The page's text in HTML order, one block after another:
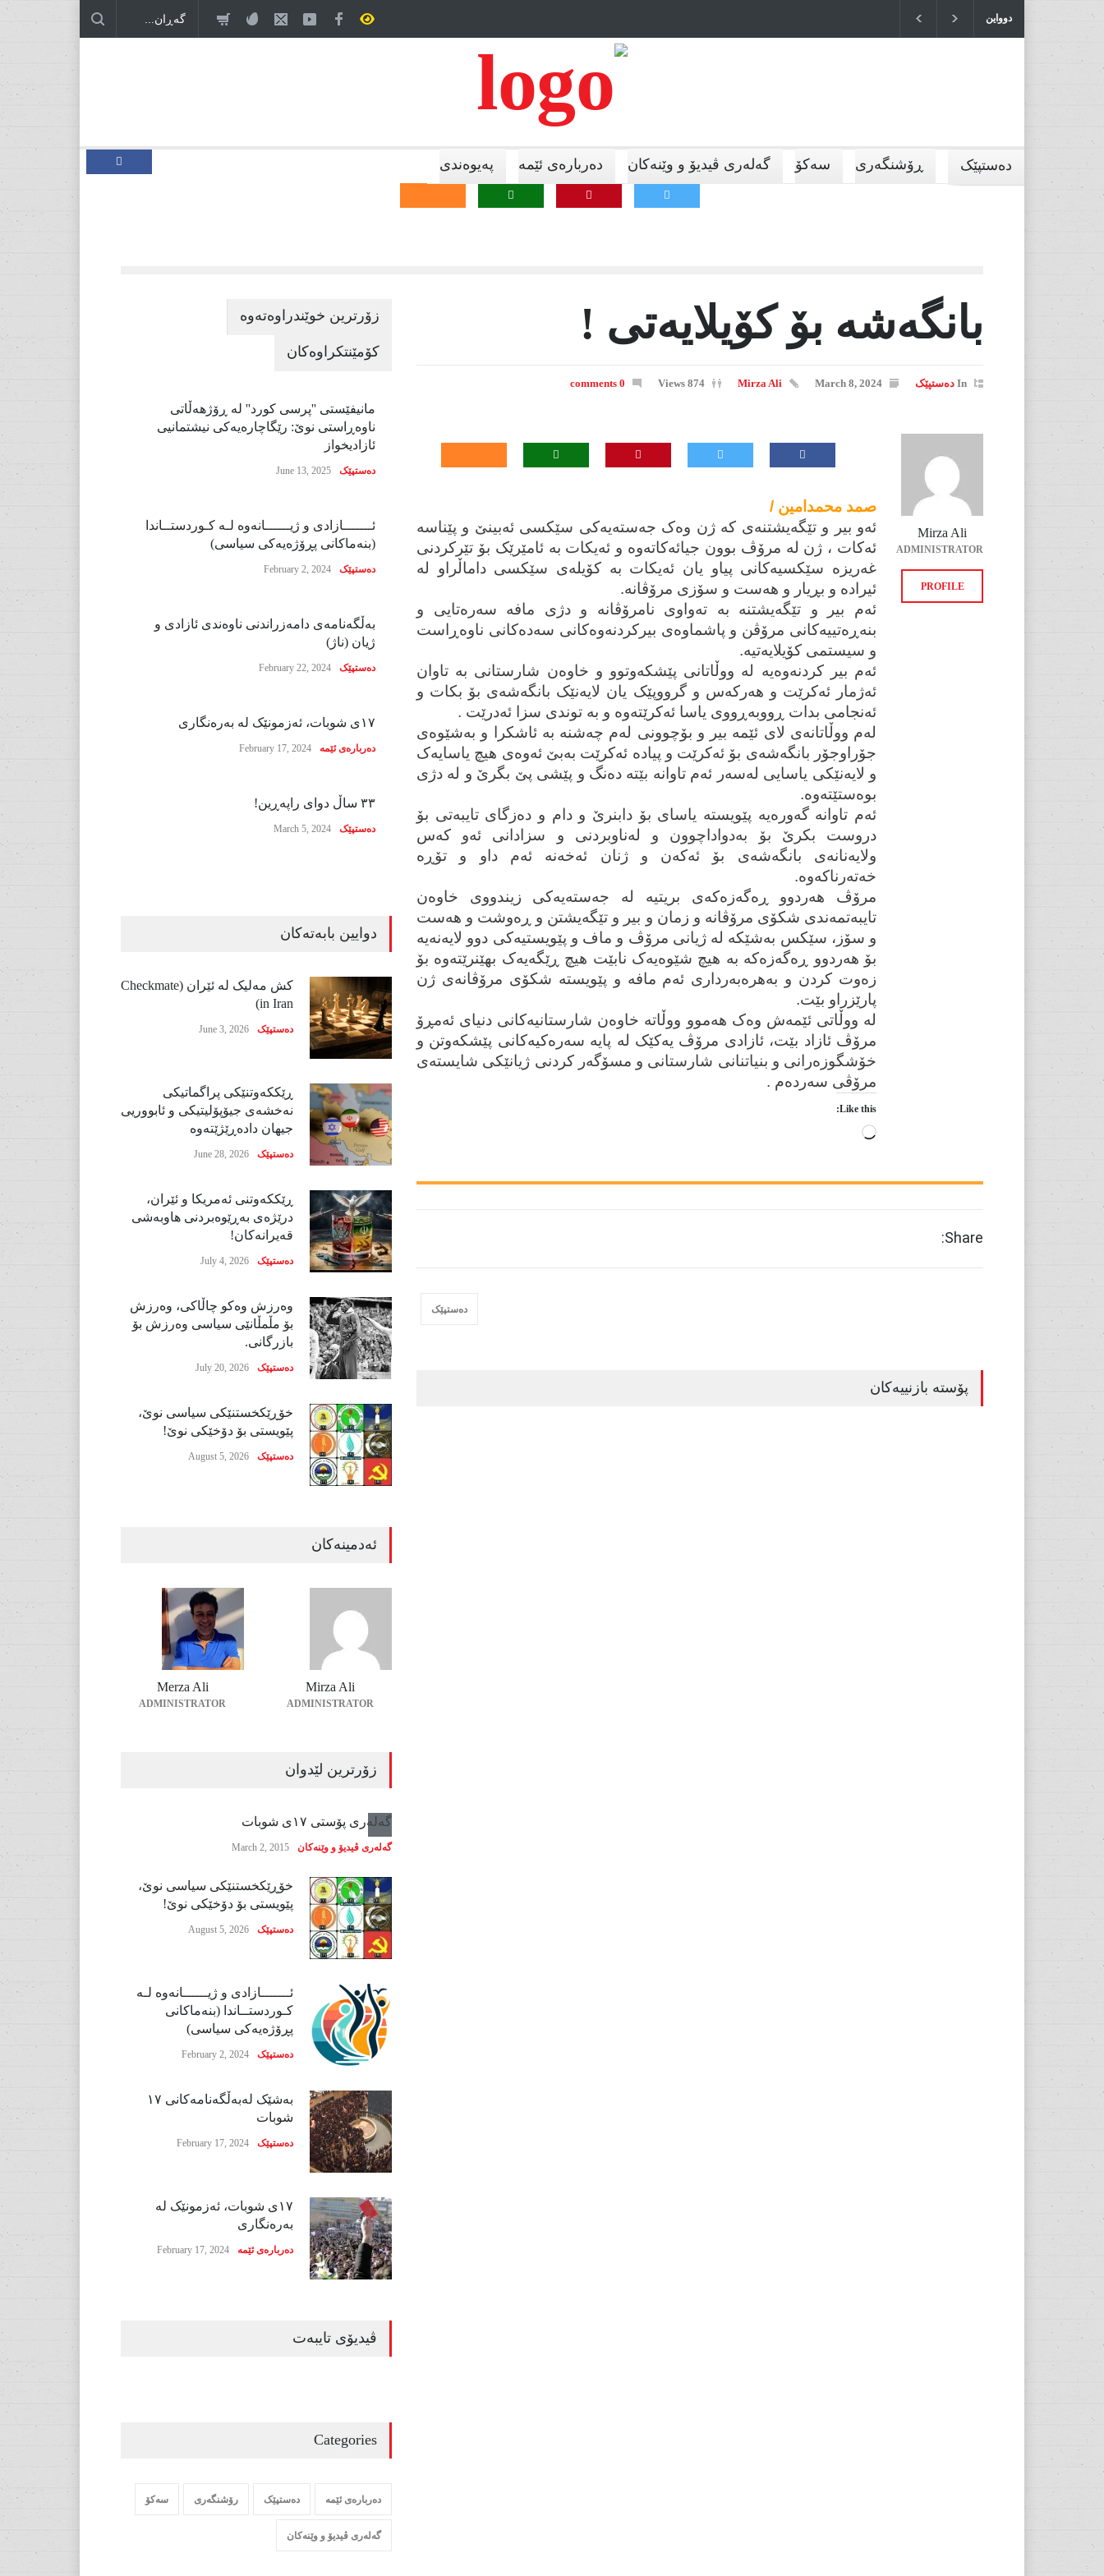
دوواین
وەرزش وەکو چاڵاکی، وەرزش بۆ مڵمڵانێی سیاسی وەرزش بۆ
دەستپێک ڕۆشنگەری سەکۆ گەلەری ڤیدیۆ و وێنەکان دەربارەی ئێمە پەیوەندی
بانگەشە بۆ کۆیلایەتی !
In دەستپێک March 8, 2024
Mirza Ali
874 Views
0 comments
صمد محمدامین /
ئەو بیر و تێگەیشتنەی کە ژن وەک جەستەیەکی سێکسی ئەبینێ و پێناسە
ئەکات ، ژن لە مرۆڤ بوون جیائەکاتەوە و ئەیکات بە ئامێرێک بۆ تێرکردنی
غەریزە سێکسیەکانی پیاو یان ئەیکات بە کۆیلەی سێکسی داماڵراو لە
ئیرادە و بڕیار و هەست و سۆزی مرۆڤانە.
ئەم بیر و تێگەیشتنە بە تەواوی نامرۆڤانە و دژی مافە سەرەتایی و
بنەڕەتییەکانی مرۆڤن و پاشماوەی بیرکردنەوەکانی سەدەکانی ناوەڕاست
و سیستمی کۆیلایەتیە.
ئەم بیر کردنەوەیە لە ووڵاتانی پێشکەوتوو و خاوەن شارستانی بە تاوان
ئەژمار ئەکرێت و هەرکەس و گرووپێک یان لایەنێک بانگەشەی بۆ بکات و
ئەنجامی بدات ڕووبەڕووی یاسا ئەکرێتەوە و بە توندی سزا ئەدرێت .
لەم ووڵاتانەی لای ئێمە بیر و بۆچوونی لەم چەشنە بە ئاشکرا و بەشێوەی
جۆراوجۆر بانگەشەی بۆ ئەکرێت و پیادە ئەکرێت بەبێ ئەوەی هیچ یاسایەک
و لایەنێکی یاسایی لەسەر ئەم تاوانە بێتە دەنگ و پێشی پێ بگرێ و لە دژی
بوەستێتەوە.
ئەم تاوانە گەورەیە پێویستە یاسای بۆ دابنرێ و دام و دەزگای تایبەتی بۆ
دروست بکرێ بۆ بەدواداچوون و لەناوبردنی و سزادانی ئەو کەس
ولایەنانەی بانگەشەی بۆ ئەکەن و ژنان ئەخەنە ئەم داو و تۆڕە
خەتەرناکەوە.
مرۆڤ هەردوو ڕەگەزەکەی بریتیە لە جەستەیەکی زیندووی خاوەن
تایبەتمەندی شکۆی مرۆڤانە و زمان و بیر و تێگەیشتن و ڕەوشت و هەست
و سۆز، سێکس بەشێکە لە ژیانی مرۆڤ و ماف و پێویستیەکی دوو لایەنەیە
بۆ هەردوو ڕەگەزەکە بە هیچ شێوەیەک نابێت هیچ ڕێگەیەک بهێنرێتەوە بۆ
زەوت کردن و بەهرەبەرداری ئەم مافە و پێویستە شکۆی مرۆڤانەی ژن
پارێزراو بێت.
لە ووڵاتی ئێمەش وەک هەموو ووڵاتە خاوەن شارستانیەکانی دنیای ئەمڕۆ
مرۆڤ ئازاد بێت، ئازادی مرۆڤ یەکێک لە پایە سەرەکیەکانی پێشکەوتن و
خۆشگوزەرانی و بنیاتنانی شارستانی و مسۆگەر کردنی ژیانێکی شایستەی
مرۆڤی سەردەم .
Like this:
Loading…
Mirza Ali
ADMINISTRATOR
PROFILE
Share:
دەستپێک
پۆستە بازنییەکان
زۆرترین خوێندراوەتەوە
کۆمێنتکراوەکان
مانیفێستی ''پرسی کورد'' لە ڕۆژهەڵاتی
ناوەڕاستی نوێ: رێگاچارەیەکی نیشتمانیی
ئازادیخواز
دەستپێک June 13, 2025
ئـــــــازادی و ژیــــــانەوە لـە کـوردستــاندا
(بنەماکانی پڕۆژەیەکی سیاسی)
دەستپێک February 2, 2024
بەڵگەنامەی دامەزراندنی ناوەندی ئازادی و
ژیان (ناژ)
دەستپێک February 22, 2024
١٧ی شوبات، ئەزمونێک لە بەرەنگاری
دەربارەی ئێمە February 17, 2024
٣٣ ساڵ دوای راپەڕین!
دەستپێک March 5, 2024
دوایین بابەتەکان
کش مەلیک لە ئێران (Checkmate
in Iran)
دەستپێک June 3, 2026
ڕێککەوتنێکی پراگماتیکی
نەخشەی جیۆپۆلیتیکی و ئابووریی
جیهان دادەڕێژێتەوە
دەستپێک June 28, 2026
ڕێککەوتنی ئەمریکا و ئێران،
درێژەی بەڕێوەبردنی هاوبەشی
قەیرانەکان!
دەستپێک July 4, 2026
وەرزش وەکو چاڵاکی، وەرزش
بۆ مڵمڵانێی سیاسی وەرزش بۆ
بازرگانی.
دەستپێک July 20, 2026
خۆڕێکخستنێکی سیاسی نوێ،
پێویستی بۆ دۆخێکی نوێ!
دەستپێک August 5, 2026
ئەدمینەکان
Mirza Ali
ADMINISTRATOR
Merza Ali
ADMINISTRATOR
زۆرترین لێدوان
گەلەری پۆستی ١٧ی شوبات
گەلەری ڤیدیۆ و وێنەکان March 2, 2015
خۆڕێکخستنێکی سیاسی نوێ،
پێویستی بۆ دۆخێکی نوێ!
دەستپێک August 5, 2026
ئـــــــازادی و ژیــــــانەوە لـە
کـوردستــاندا (بنەماکانی
پڕۆژەیەکی سیاسی)
دەستپێک February 2, 2024
بەشێک لەبەڵگەنامەکانی ١٧
شوبات
دەستپێک February 17, 2024
١٧ی شوبات، ئەزمونێک لە
بەرەنگاری
دەربارەی ئێمە February 17, 2024
ڤیدیۆی تایبەت
Categories
دەربارەی ئێمە دەستپێک رۆشنگەری سەکۆ
گەلەری ڤیدیۆ و وێنەکان